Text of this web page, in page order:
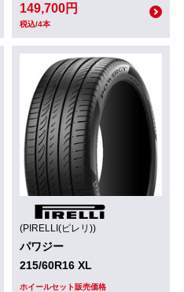
149,700円
税込/4本
(PIRELLI(ピレリ))
パワジー
215/60R16 XL
ホイールセット販売価格